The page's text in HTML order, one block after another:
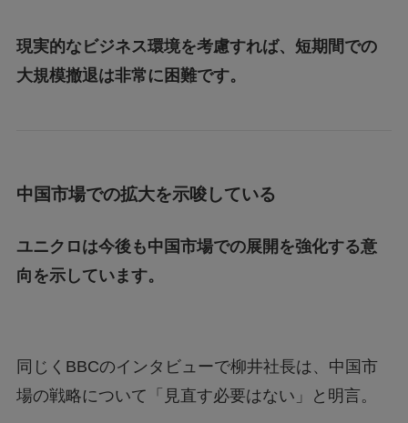
現実的なビジネス環境を考慮すれば、短期間での
大規模撤退は非常に困難です。
中国市場での拡大を示唆している
ユニクロは今後も中国市場での展開を強化する意
向を示しています。
同じくBBCのインタビューで柳井社長は、中国市
場の戦略について「見直す必要はない」と明言。